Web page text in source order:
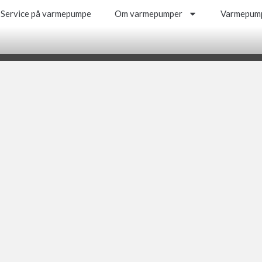
Service på varmepumpe Om varmepumper
Service på varmepumpe Om varmepumper